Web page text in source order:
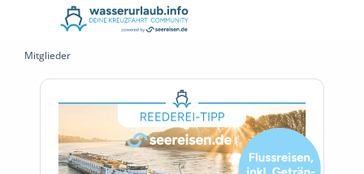
Mitglieder